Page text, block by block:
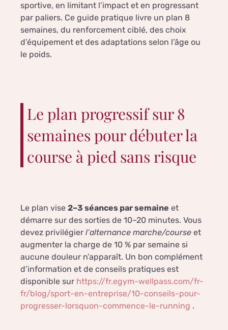
sportive, en limitant l’impact et en progressant
par paliers. Ce guide pratique livre un plan 8
semaines, du renforcement ciblé, des choix
d’équipement et des adaptations selon l’âge ou
le poids.
Le plan progressif sur 8
semaines pour débuter la
course à pied sans risque
Le plan vise 2–3 séances par semaine et
démarre sur des sorties de 10–20 minutes. Vous
devez privilégier l’alternance marche/course et
augmenter la charge de 10 % par semaine si
aucune douleur n’apparaît. Un bon complément
d’information et de conseils pratiques est
disponible sur https://fr.egym-wellpass.com/fr-
fr/blog/sport-en-entreprise/10-conseils-pour-
progresser-lorsquon-commence-le-running .